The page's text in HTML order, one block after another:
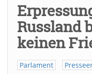
Russland
keinen
Parlament